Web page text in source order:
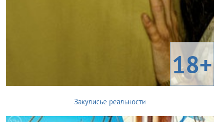
18+
Закулисье реальности